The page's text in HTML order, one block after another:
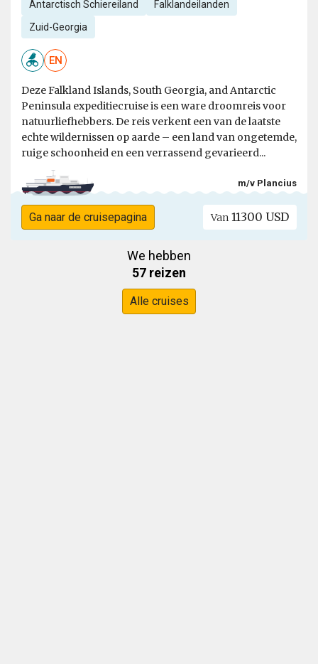
Antarctisch Schiereiland Falklandeilanden
Zuid-Georgia
EN
Deze Falkland Islands, South Georgia, and Antarctic
Peninsula expeditiecruise is een ware droomreis voor
natuurliefhebbers. De reis verkent een van de laatste
echte wildernissen op aarde – een land van ongetemde,
ruige schoonheid en een verrassend gevarieerd...
m/v Plancius
Ga naar de cruisepagina Van 11300 USD
We hebben
57 reizen
Alle cruises